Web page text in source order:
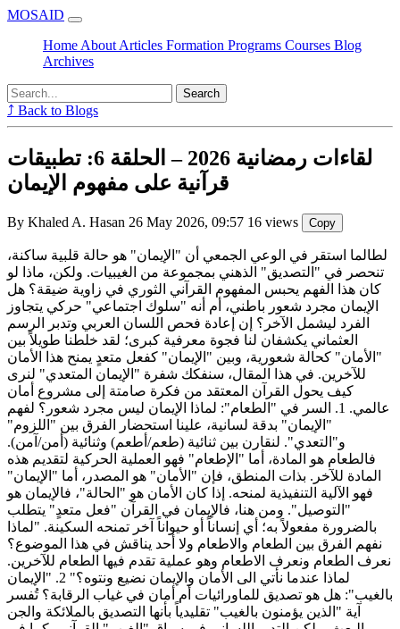
MOSAID
Home About Articles Formation Programs Courses Blog
Archives
Search
⤴ Back to Blogs
لقاءات رمضانية 2026 – الحلقة 6: تطبيقات
قرآنية على مفهوم الإيمان
By Khaled A. Hasan 26 May 2026, 09:57 16 views Copy
لطالما استقر في الوعي الجمعي أن "الإيمان" هو حالة قلبية ساكنة،
تنحصر في "التصديق" الذهني بمجموعة من الغيبيات. ولكن، ماذا لو
كان هذا الفهم يحبس المفهوم القرآني الثوري في زاوية ضيقة؟ هل
الإيمان مجرد شعور باطني، أم أنه "سلوك اجتماعي" حركي يتجاوز
الفرد ليشمل الآخر؟ إن إعادة فحص اللسان العربي وتدبر الرسم
العثماني يكشفان لنا فجوة معرفية كبرى؛ لقد خلطنا طويلاً بين
"الأمان" كحالة شعورية، وبين "الإيمان" كفعل متعدٍ يمنح هذا الأمان
للآخرين. في هذا المقال، سنفكك شفرة "الإيمان المتعدي" لنرى
كيف يحول القرآن المعتقد من فكرة صامتة إلى مشروع أمان
عالمي. 1. السر في "الطعام": لماذا الإيمان ليس مجرد شعور؟ لفهم
"الإيمان" بدقة لسانية، علينا استحضار الفرق بين "اللزوم"
و"التعدي". لنقارن بين ثنائية (طعم/أطعم) وثنائية (أمن/آمن).
فالطعام هو المادة، أما "الإطعام" فهو العملية الحركية لتقديم هذه
المادة للآخر. بذات المنطق، فإن "الأمان" هو المصدر، أما "الإيمان"
فهو الآلية التنفيذية لمنحه. إذا كان الأمان هو "الحالة"، فالإيمان هو
"التوصيل". ومن هنا، فالإيمان في القرآن "فعل متعدٍ" يتطلب
بالضرورة مفعولاً به؛ أي إنساناً أو حيواناً آخر تمنحه السكينة. "لماذا
نفهم الفرق بين الطعام والاطعام ولا أحد يناقش في هذا الموضوع؟
نعرف الطعام ونعرف الاطعام وهو عملية تقدم فيها الطعام للآخرين.
لماذا عندما نأتي الى الأمان والإيمان نضيع ونتوه؟" 2. "الإيمان
بالغيب": هل هو تصديق للماورائيات أم أمان في غياب الرقابة؟ تُفسر
آية "الذين يؤمنون بالغيب" تقليدياً بأنها التصديق بالملائكة والجن